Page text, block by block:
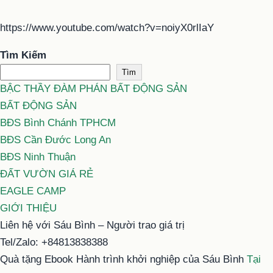
https://www.youtube.com/watch?v=noiyX0rlIaY
Tìm Kiếm
Tìm
BẬC THẦY ĐÀM PHÁN BẤT ĐỘNG SẢN
BẤT ĐỘNG SẢN
BĐS Bình Chánh TPHCM
BĐS Cần Đước Long An
BĐS Ninh Thuận
ĐẤT VƯỜN GIÁ RẺ
EAGLE CAMP
GIỚI THIỆU
Liên hệ với Sáu Bình – Người trao giá trị
Tel/Zalo: +84813838388
Quà tặng Ebook Hành trình khởi nghiệp của Sáu Bình Tại